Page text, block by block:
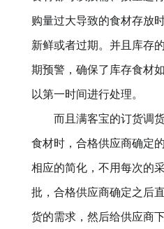
购量过大导致的食材存放
新鲜或者过期。并且库存
期预警，确保了库存食材
以第一时间进行处理。
而且满客宝的订货调
食材时，合格供应商确定
相应的简化，不用每次的
批，合格供应商确定之后
货的需求，然后给供应商